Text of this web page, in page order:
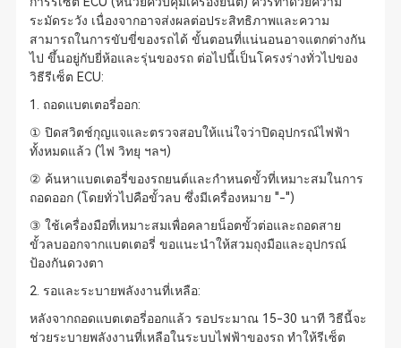
ระมัดระวัง เนื่องจากอาจส่งผลต่อประสิทธิภาพและความ
สามารถในการขับขี่ของรถได้ ขั้นตอนที่แน่นอนอาจแตกต่างกัน
ไป ขึ้นอยู่กับยี่ห้อและรุ่นของรถ ต่อไปนี้เป็นโครงร่างทั่วไปของ
วิธีรีเซ็ต ECU:
1. ถอดแบตเตอรี่ออก:
① ปิดสวิตช์กุญแจและตรวจสอบให้แน่ใจว่าปิดอุปกรณ์ไฟฟ้า
ทั้งหมดแล้ว (ไฟ วิทยุ ฯลฯ)
② ค้นหาแบตเตอรี่ของรถยนต์และกำหนดขั้วที่เหมาะสมในการ
ถอดออก (โดยทั่วไปคือขั้วลบ ซึ่งมีเครื่องหมาย "-")
③ ใช้เครื่องมือที่เหมาะสมเพื่อคลายน็อตขั้วต่อและถอดสาย
ขั้วลบออกจากแบตเตอรี่ ขอแนะนำให้สวมถุงมือและอุปกรณ์
ป้องกันดวงตา
2. รอและระบายพลังงานที่เหลือ:
หลังจากถอดแบตเตอรี่ออกแล้ว รอประมาณ 15-30 นาที วิธีนี้จะ
ช่วยระบายพลังงานที่เหลือในระบบไฟฟ้าของรถ ทำให้รีเซ็ต